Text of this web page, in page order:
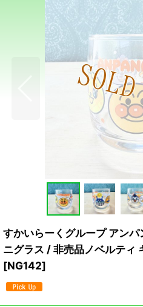
すかいらーくグループ アン
ニグラス / 非売品ノベルティ
[NG142]